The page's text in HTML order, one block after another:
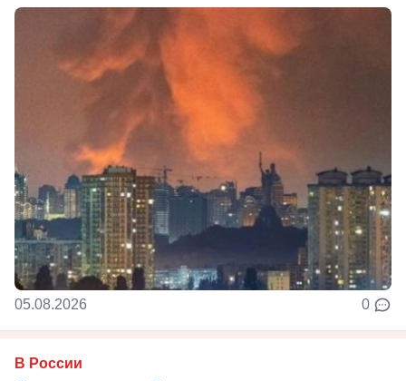
05.08.2026 0
В России